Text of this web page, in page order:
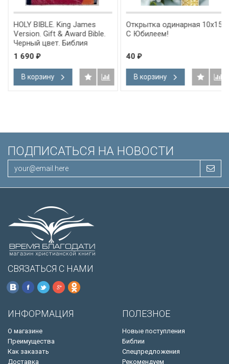
HOLY BIBLE. King James
Version. Gift & Award Bible.
Черный цвет. Библия
Короля Иакова на
английском языке.
Словарь, карты, закладка,
подарочная вкладка, слова
Иисуса выделены красным
1 690 ₽
В корзину
Открытка одинарная 10x15:
С Юбилеем!
40 ₽
В корзину
ПОДПИСАТЬСЯ НА НОВОСТИ
СВЯЗАТЬСЯ С НАМИ
ИНФОРМАЦИЯ
О магазине
Преимущества
Как заказать
Доставка
ПОЛЕЗНОЕ
Новые поступления
Библии
Спецпредложения
Рекомендуем